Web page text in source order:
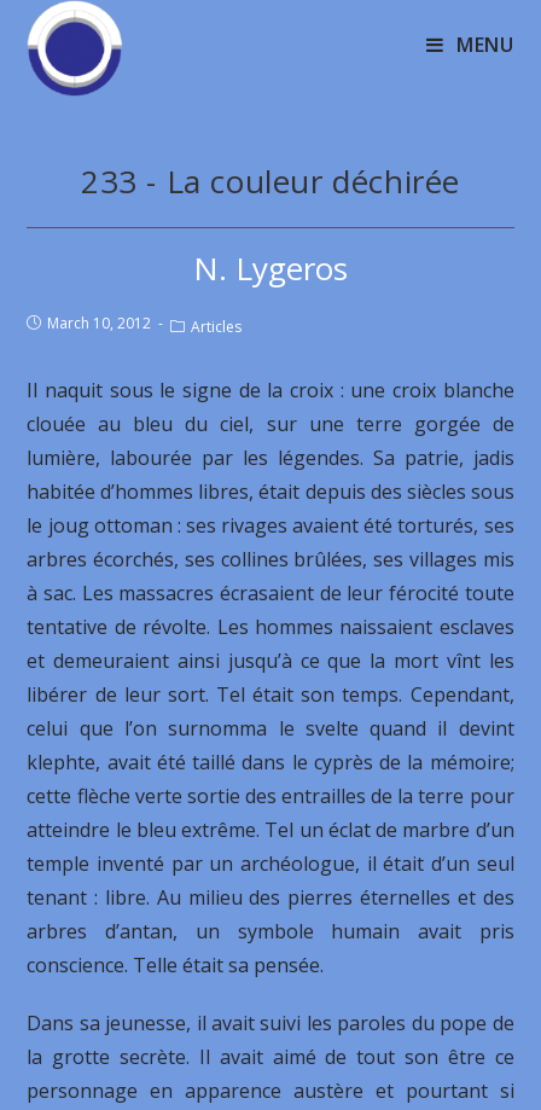
MENU
233 - La couleur déchirée
N. Lygeros
March 10, 2012 Articles
Il naquit sous le signe de la croix : une croix blanche
clouée au bleu du ciel, sur une terre gorgée de
lumière, labourée par les légendes. Sa patrie, jadis
habitée d’hommes libres, était depuis des siècles sous
le joug ottoman : ses rivages avaient été torturés, ses
arbres écorchés, ses collines brûlées, ses villages mis
à sac. Les massacres écrasaient de leur férocité toute
tentative de révolte. Les hommes naissaient esclaves
et demeuraient ainsi jusqu’à ce que la mort vînt les
libérer de leur sort. Tel était son temps. Cependant,
celui que l’on surnomma le svelte quand il devint
klephte, avait été taillé dans le cyprès de la mémoire;
cette flèche verte sortie des entrailles de la terre pour
atteindre le bleu extrême. Tel un éclat de marbre d’un
temple inventé par un archéologue, il était d’un seul
tenant : libre. Au milieu des pierres éternelles et des
arbres d’antan, un symbole humain avait pris
conscience. Telle était sa pensée.
Dans sa jeunesse, il avait suivi les paroles du pope de
la grotte secrète. Il avait aimé de tout son être ce
personnage en apparence austère et pourtant si